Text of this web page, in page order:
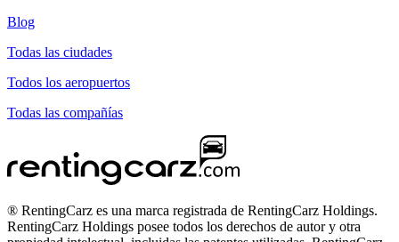
Blog
Todas las ciudades
Todos los aeropuertos
Todas las compañías
® RentingCarz es una marca registrada de RentingCarz Holdings.
RentingCarz Holdings posee todos los derechos de autor y otra